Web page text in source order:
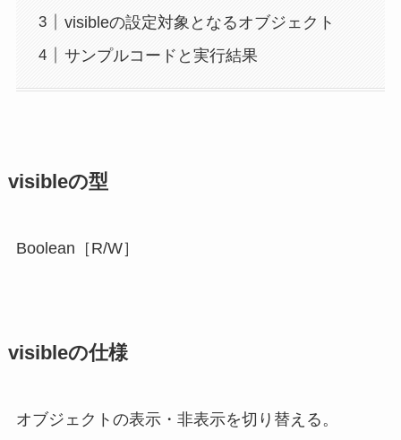
visibleの設定対象となるオブジェクト
サンプルコードと実行結果
visibleの型
Boolean［R/W］
visibleの仕様
オブジェクトの表示・非表示を切り替える。